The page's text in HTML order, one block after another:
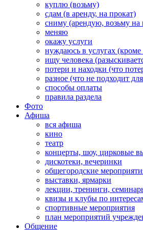
куплю (возьму)
сдам (в аренду, на прокат)
сниму (арендую, возьму на
меняю
окажу услуги
нуждаюсь в услугах (кроме
ищу человека
потери и находки (что
разное (что не подходит
способы оплаты
правила раздела
Фото
Афиша
вся афиша
кино
театр
концерты, шоу, цирковые
дискотеки, вечеринки
общегородские
выставки, ярмарки
лекции, тренинги,
квизы и клубы по
спортивные мероприятия
план мероприятий
Общение